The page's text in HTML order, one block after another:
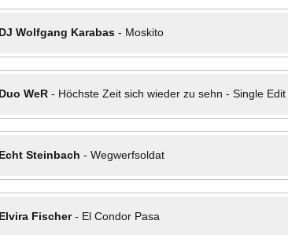
DJ Wolfgang Karabas- Moskito
Duo WeR- Höchste Zeit sich wieder zu sehn - Single Edit
Echt Steinbach - Wegwerfsoldat
Elvira Fischer- El Condor Pasa